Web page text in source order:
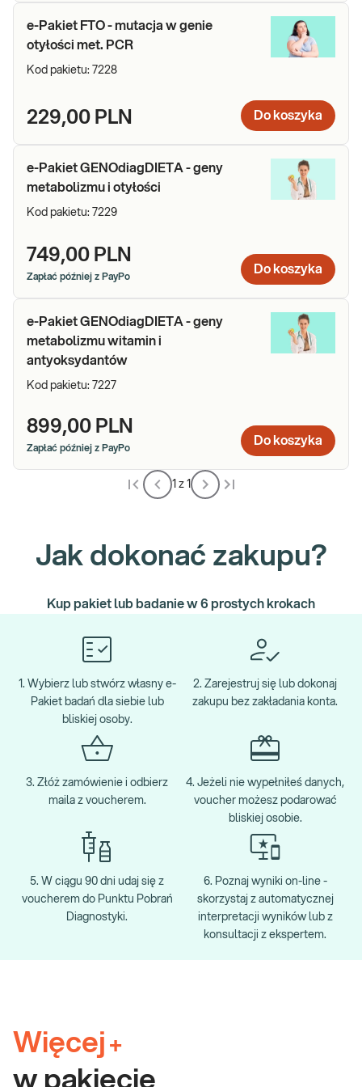
Długoterminowa inwestycja w zdrowie
Badań nie trzeba
powtarzać, raz wykonane mogą być podstawą do planu
żywieniowego i stylu życia, który służy przez dłuższy czas.
Kategoria GENOdiagDIETA oferuje różne pakiety, wśród nich
badania obejmują: geny metabolizmu i otyłości, geny metabolizmu
witamin i antyoksydantów, geny nietolerancji pokarmowych oraz
pełny profil nutrigenetyczny – najbardziej rozbudowany pakiet
e-Pakiet FTO - mutacja w genie
otyłości met. PCR
Kod pakietu: 7228
229,00 PLN Do koszyka
e-Pakiet GENOdiagDIETA - geny
metabolizmu i otyłości
Kod pakietu: 7229
749,00 PLN
Zapłać później z PayPo
Do koszyka
e-Pakiet GENOdiagDIETA - geny
metabolizmu witamin i
antyoksydantów
Kod pakietu: 7227
899,00 PLN
Zapłać później z PayPo
Do koszyka
1 z 1
Jak dokonać zakupu?
Kup pakiet lub badanie w 6 prostych krokach
1. Wybierz lub stwórz własny e-
Pakiet badań dla siebie lub
bliskiej osoby.
2. Zarejestruj się lub dokonaj
zakupu bez zakładania konta.
3. Złóż zamówienie i odbierz
maila z voucherem.
4. Jeżeli nie wypełniłeś danych,
voucher możesz podarować
bliskiej osobie.
5. W ciągu 90 dni udaj się z
voucherem do Punktu Pobrań
Diagnostyki.
6. Poznaj wyniki on-line -
skorzystaj z automatycznej
interpretacji wyników lub z
konsultacji z ekspertem.
Więcej +
w pakiecie